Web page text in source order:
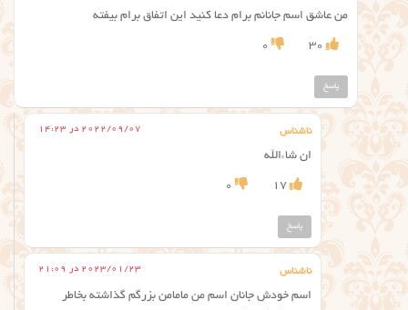
من عاشق اسم جانانم برام دعا کنید این اتفاق برام بیفته
30
0
پاسخ
ناشناس 2022/09/07 در 14:23
ان شاءالله
17
0
پاسخ
ناشناس 2023/01/23 در 21:09
اسم خودش جانان اسم من مامامن بزرگم گذاشته بخاطر